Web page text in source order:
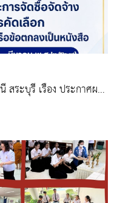
ระบุรี เรื่อง ประกาศผล
เลือก และสาระสำคัญ